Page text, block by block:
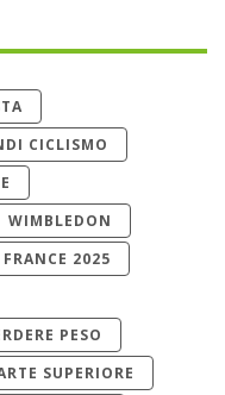
CICLISMO
WIMBLEDON
2025
PESO
SUPERIORE